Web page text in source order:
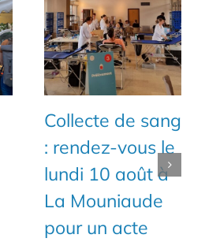
Collecte de sang
: rendez-vous le
lundi 10 août à
La Mouniaude
pour un acte